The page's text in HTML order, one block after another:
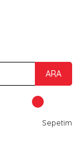
ARA
Sepetim